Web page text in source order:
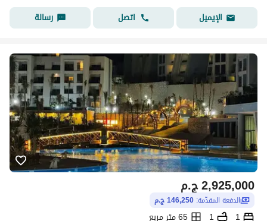
الإيميل
اتصل رسالة
ج.م2,925,000
الدفعة المقدّمة: 146,250 ج.م
1
1 65 متر مربع